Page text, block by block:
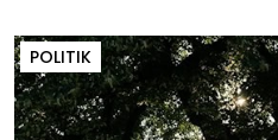
POLITIK